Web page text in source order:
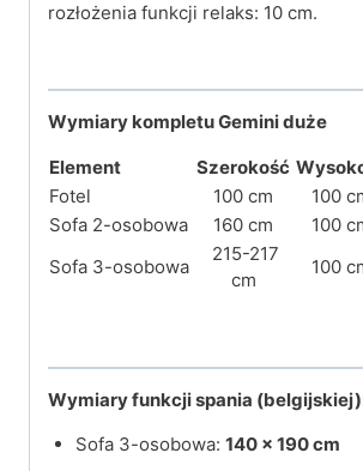
rozłożenia funkcji relaks: 10 cm.
Wymiary kompletu Gemini duże
Element
Szerokość
Fotel
100 cm 100
Sofa 2-osobowa
160 cm 100
Sofa 3-osobowa
215-217
cm
100
Wymiary funkcji spania
Sofa 3-osobowa: 140 × 190 cm